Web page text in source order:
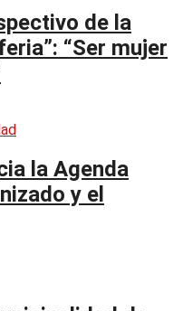
de la
“Ser mujer
la Agenda
y el